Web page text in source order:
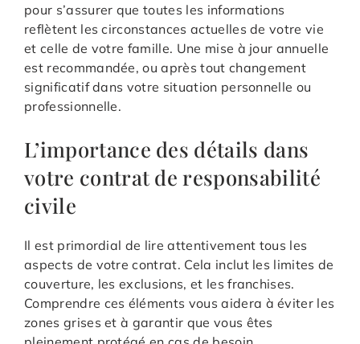
pour s’assurer que toutes les informations
reflètent les circonstances actuelles de votre vie
et celle de votre famille. Une mise à jour annuelle
est recommandée, ou après tout changement
significatif dans votre situation personnelle ou
professionnelle.
L’importance des détails dans
votre contrat de responsabilité
civile
Il est primordial de lire attentivement tous les
aspects de votre contrat. Cela inclut les limites de
couverture, les exclusions, et les franchises.
Comprendre ces éléments vous aidera à éviter les
zones grises et à garantir que vous êtes